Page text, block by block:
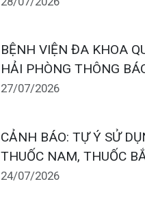
theo yêu cầu:
6: 06:00 – 20:00
nhật: 06:30 – 16:30
Thứ 2 – Thứ 6
– 12:00